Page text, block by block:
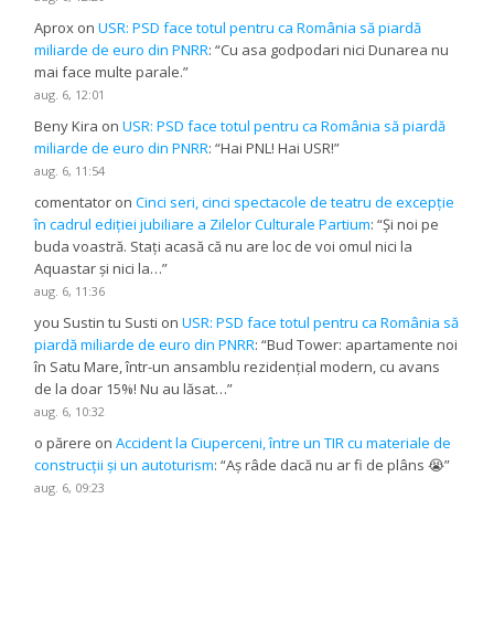
Aprox onUSR: PSD face totul pentru ca România să piardă
miliarde de euro din PNRR: “Cu asa godpodari nici Dunarea nu
mai face multe parale.”
aug. 6, 12:01
Beny Kira onUSR: PSD face totul pentru ca România să piardă
miliarde de euro din PNRR: “Hai PNL! Hai USR!”
aug. 6, 11:54
comentator onCinci seri, cinci spectacole de teatru de excepție
în cadrul ediției jubiliare a Zilelor Culturale Partium: “Și noi pe
buda voastră. Stați acasă că nu are loc de voi omul nici la
Aquastar și nici la…”
aug. 6, 11:36
you Sustin tu Susti onUSR: PSD face totul pentru ca România să
piardă miliarde de euro din PNRR: “Bud Tower: apartamente noi
în Satu Mare, într-un ansamblu rezidențial modern, cu avans
de la doar 15%! Nu au lăsat…”
aug. 6, 10:32
o părere onAccident la Ciuperceni, între un TIR cu materiale de
construcții și un autoturism: “Aș râde dacă nu ar fi de plâns 😭”
aug. 6, 09:23